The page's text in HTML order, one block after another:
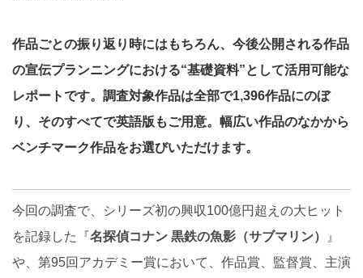
作品ごとの振り返り時にはもちろん、今後公開される作品
の宣伝プランニングにおける“基礎資料”として活用可能な
レポートです。調査対象作品は全部で1,396作品にのぼ
り、そのすべてで英語版もご用意。幅広い作品のなかから
ベンチマーク作品をお選びいただけます。
今回の調査で、シリーズ初の興収100億円超えの大ヒット
を記録した『名探偵コナン 黒鉄の魚影（サブマリン）
』
や、第95回アカデミー賞において、作品賞、監督賞、主演